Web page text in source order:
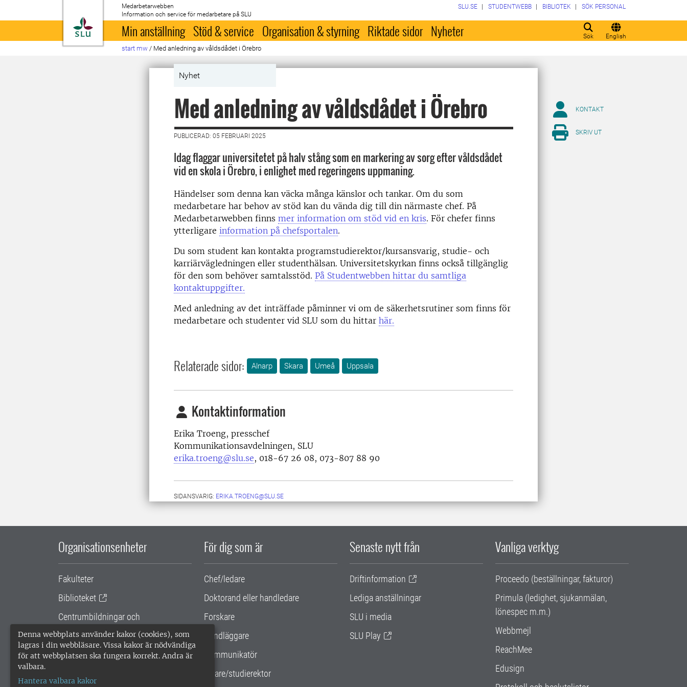
Denna webbplats använder kakor (cookies), som
lagras i din webbläsare. Vissa kakor är nödvändiga
för att webbplatsen ska fungera korrekt. Andra är
valbara.
Hantera valbara kakor
Till startsida
Medarbetarwebben
Information och service för medarbetare på SLU
Sök English
SLU.SE STUDENTWEBB BIBLIOTEK SÖK PERSONAL
Min anställning Stöd & service Organisation & styrning Riktade sidor Nyheter
start mw / Med anledning av våldsdådet i Örebro
Nyhet
Med anledning av våldsdådet i Örebro
PUBLICERAD: 05 FEBRUARI 2025
Idag flaggar universitetet på halv stång som en markering av sorg efter våldsdådet
vid en skola i Örebro, i enlighet med regeringens uppmaning.
Händelser som denna kan väcka många känslor och tankar. Om du som
medarbetare har behov av stöd kan du vända dig till din närmaste chef. På
Medarbetarwebben finns mer information om stöd vid en kris. För chefer finns
ytterligare information på chefsportalen.
Du som student kan kontakta programstudierektor/kursansvarig, studie- och
karriärvägledningen eller studenthälsan. Universitetskyrkan finns också tillgänglig
för den som behöver samtalsstöd. På Studentwebben hittar du samtliga
kontaktuppgifter.
Med anledning av det inträffade påminner vi om de säkerhetsrutiner som finns för
medarbetare och studenter vid SLU som du hittar här.
Relaterade sidor: Alnarp Skara Umeå Uppsala
Kontaktinformation
Erika Troeng, presschef
Kommunikationsavdelningen, SLU
erika.troeng@slu.se, 018-67 26 08, 073-807 88 90
SIDANSVARIG: ERIKA.TROENG@SLU.SE
KONTAKT
SKRIV UT
Organisationsenheter
Fakulteter
Biblioteket
Centrumbildningar och
samarbetsprojekt
Gemensamma verksamhetsstödet
För dig som är
Chef/ledare
Doktorand eller handledare
Forskare
Handläggare
Kommunikatör
Lärare/studierektor
Senaste nytt från
Driftinformation
Lediga anställningar
SLU i media
SLU Play
Vanliga verktyg
Proceedo (beställningar, fakturor)
Primula (ledighet, sjukanmälan,
lönespec m.m.)
Webbmejl
ReachMee
Edusign